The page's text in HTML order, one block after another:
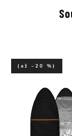
(až –20 %)